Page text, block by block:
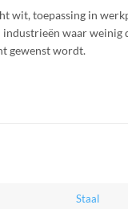
wit, toepassing in
industrieën waar
gewenst wordt.
Staal